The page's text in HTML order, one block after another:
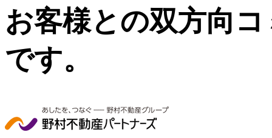
お客様との双方向
です。